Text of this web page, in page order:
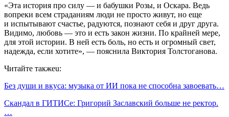
«Эта история про силу — и бабушки Розы, и Оскара. Ведь
вопреки всем страданиям люди не просто живут, но еще
и испытывают счастье, радуются, познают себя и друг друга.
Видимо, любовь — это и есть закон жизни. По крайней мере,
для этой истории. В ней есть боль, но есть и огромный свет,
надежда, если хотите», — пояснила Виктория Толстоганова.
Читайте такжеu:
Без души и вкуса: музыка от ИИ пока не способна завоевать…
Скандал в ГИТИСе: Григорий Заславский больше не ректор.
…